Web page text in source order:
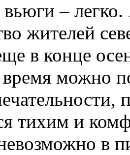
–
жителей
в конце
время можно
тихим и
в